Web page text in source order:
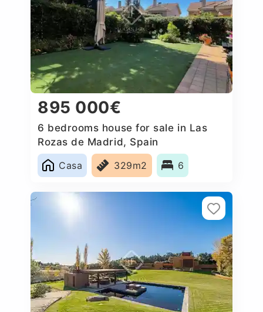
895 000€
6 bedrooms house for sale in Las
Rozas de Madrid, Spain
Casa
329m2 6